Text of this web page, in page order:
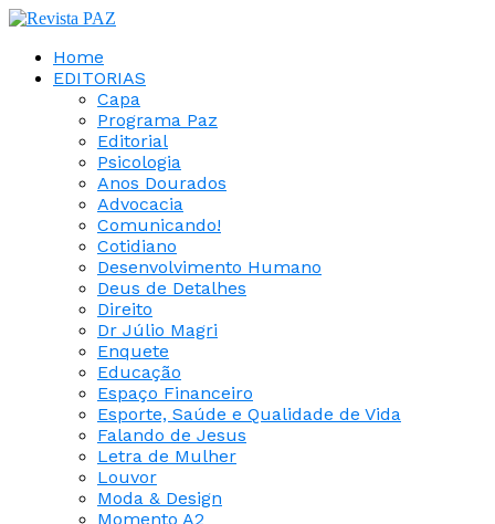
Home
EDITORIAS
Capa
Programa Paz
Editorial
Psicologia
Anos Dourados
Advocacia
Comunicando!
Cotidiano
Desenvolvimento Humano
Deus de Detalhes
Direito
Dr Júlio Magri
Enquete
Educação
Espaço Financeiro
Esporte, Saúde e Qualidade de Vida
Falando de Jesus
Letra de Mulher
Louvor
Moda & Design
Momento A2